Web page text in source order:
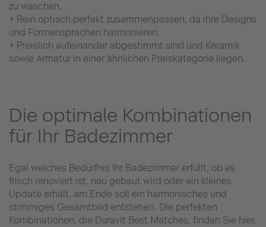
zu waschen.
+ Rein optisch perfekt zusammenpassen, da ihre Designs
und Formensprachen harmonieren.
+ Preislich aufeinander abgestimmt sind und Keramik
sowie Armatur in einer ähnlichen Preiskategorie liegen.
Die optimale Kombinationen
für Ihr Badezimmer
Egal welches Bedürfnis Ihr Badezimmer erfüllt, ob es
frisch renoviert ist, neu gebaut wird oder ein kleines
Update erhält, am Ende soll ein harmonisches und
stimmiges Gesamtbild entstehen. Die perfekten
Kombinationen, die Duravit Best Matches, finden Sie hier.